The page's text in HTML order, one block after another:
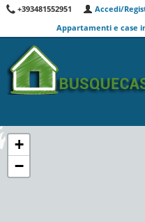
+393481552951
Accedi/
Appartamenti e case
+
−